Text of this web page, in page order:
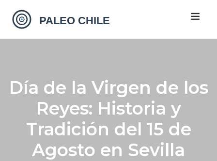
Día de la Virgen de los
Reyes: Historia y
Tradición del 15 de
Agosto en Sevilla